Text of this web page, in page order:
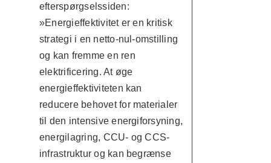
efterspørgselssiden:
»Energieffektivitet er en kritisk
strategi i en netto-nul-omstilling
og kan fremme en ren
elektrificering. At øge
energieffektiviteten kan
reducere behovet for materialer
til den intensive energiforsyning,
energilagring, CCU- og CCS-
infrastruktur og kan begrænse